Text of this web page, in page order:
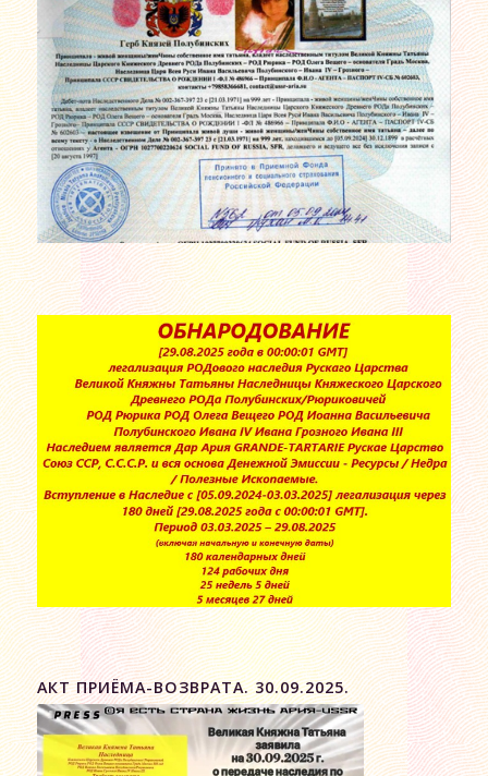
АКТ ПРИЁМА-ВОЗВРАТА. 30.09.2025.